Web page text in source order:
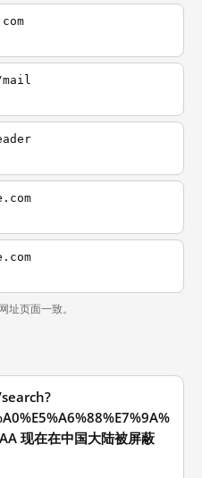
址页面一致。
现在在中国大陆被屏蔽